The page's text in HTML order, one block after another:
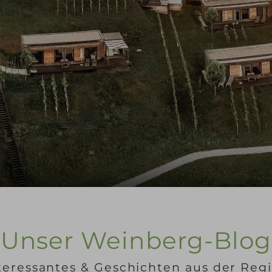
Unser Weinberg-Blog
& Geschichten aus der